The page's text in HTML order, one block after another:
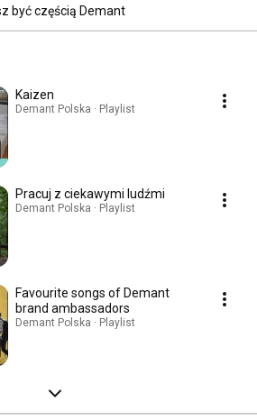
być częścią Demant
Kaizen
Demant Polska · Playlist
Pracuj z ciekawymi ludźmi
Demant Polska · Playlist
Favourite songs of Demant
brand ambassadors
Demant Polska · Playlist